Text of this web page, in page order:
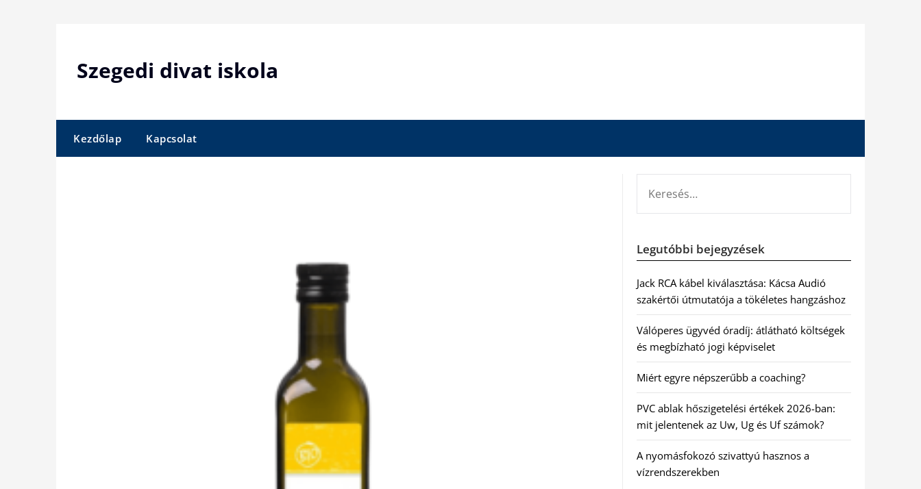
Szegedi divat iskola
Kezdőlap Kapcsolat
Legutóbbi bejegyzések
Jack RCA kábel kiválasztása: Kácsa Audió
szakértői útmutatója a tökéletes hangzáshoz
Válóperes ügyvéd óradíj: átlátható költségek
és megbízható jogi képviselet
Miért egyre népszerűbb a coaching?
PVC ablak hőszigetelési értékek 2026-ban:
mit jelentenek az Uw, Ug és Uf számok?
A nyomásfokozó szivattyú hasznos a
vízrendszerekben